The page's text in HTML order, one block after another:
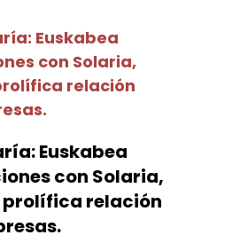
Euskabea
con Solaria,
prolífica relación